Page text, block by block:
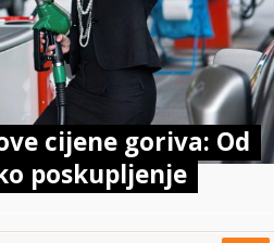
cijene goriva: Od
poskupljenje